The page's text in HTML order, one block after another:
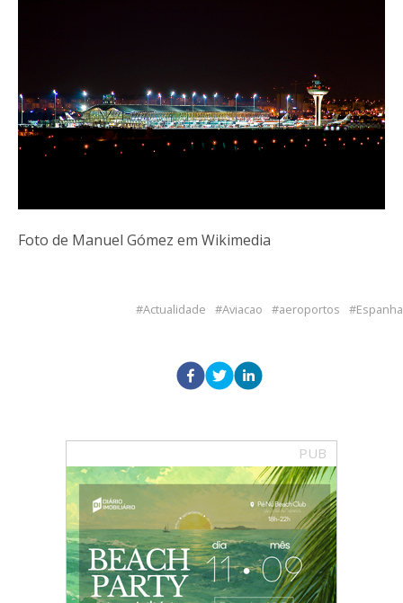
Foto de Manuel Gómez em Wikimedia
Actualidade Aviacao aeroportos Espanha
PUB